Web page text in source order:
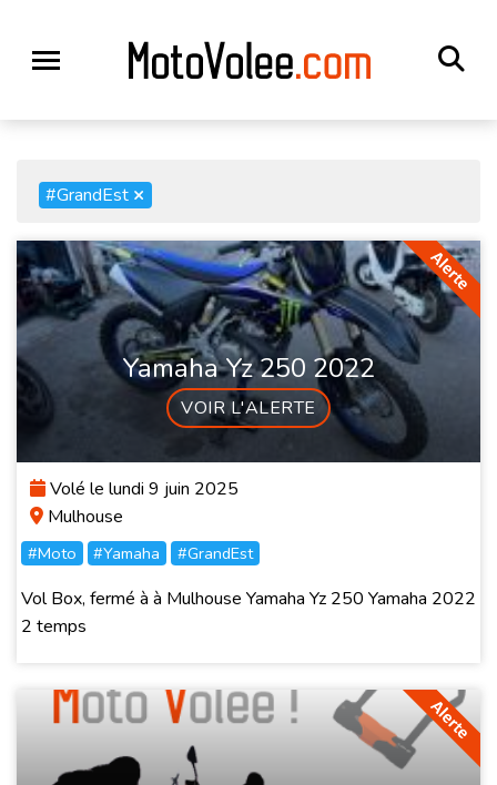
#GrandEst ×
Yamaha Yz 250 2022
VOIR L'ALERTE
Volé le lundi 9 juin 2025
Mulhouse
#Moto #Yamaha #GrandEst
Vol Box, fermé à à Mulhouse Yamaha Yz 250 Yamaha 2022
2 temps